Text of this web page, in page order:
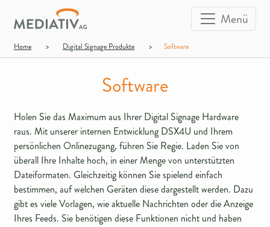
Menü
Home > Digital Signage Produkte > Software
Software
Holen Sie das Maximum aus Ihrer Digital Signage Hardware
raus. Mit unserer internen Entwicklung DSX4U und Ihrem
persönlichen Onlinezugang, führen Sie Regie. Laden Sie von
überall Ihre Inhalte hoch, in einer Menge von unterstützten
Dateiformaten. Gleichzeitig können Sie spielend einfach
bestimmen, auf welchen Geräten diese dargestellt werden. Dazu
gibt es viele Vorlagen, wie aktuelle Nachrichten oder die Anzeige
Ihres Feeds. Sie benötigen diese Funktionen nicht und haben